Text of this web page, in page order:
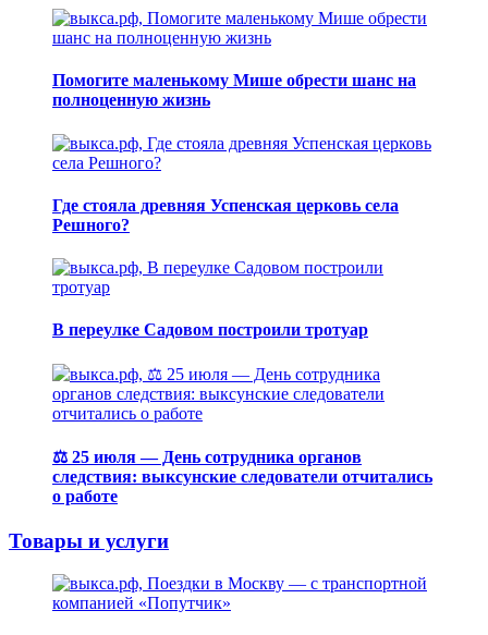
Помогите маленькому Мише обрести шанс на
полноценную жизнь
Где стояла древняя Успенская церковь села
Решного?
В переулке Садовом построили тротуар
⚖️ 25 июля — День сотрудника органов
следствия: выксунские следователи отчитались
о работе
Товары и услуги